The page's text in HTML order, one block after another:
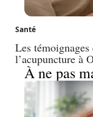
Santé
Les
l’acupuncture à
À ne pas